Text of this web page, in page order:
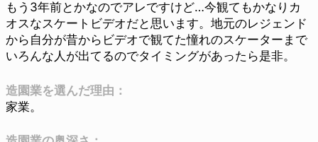
もう3年前とかなのでアレですけど…今観てもかなりカ
オスなスケートビデオだと思います。地元のレジェンド
から自分が昔からビデオで観てた憧れのスケーターまで
いろんな人が出てるのでタイミングがあったら是非。
造園業を選んだ理由：
家業。